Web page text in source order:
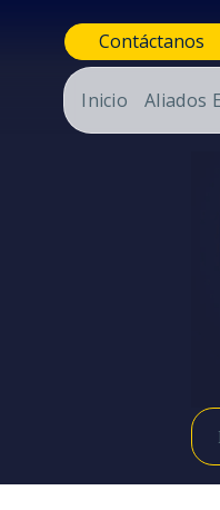
Contáctanos
Inicio Aliados